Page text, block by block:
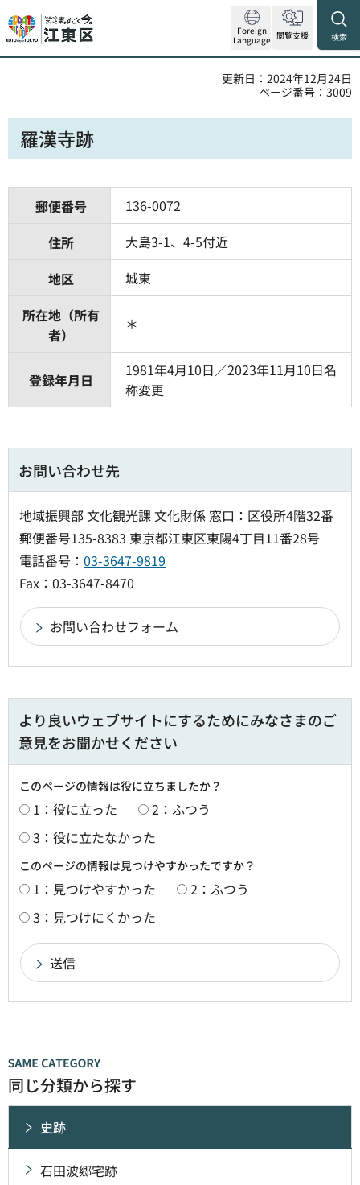
Foreign
Language 閲覧支援 検索
更新日：2024年12月24日
ページ番号：3009
羅漢寺跡
郵便番号
136-0072
住所
大島3-1、4-5付近
地区
城東
所在地（所有
者）
＊
登録年月日
1981年4月10日／2023年11月10日名
称変更
お問い合わせ先
地域振興部 文化観光課 文化財係 窓口：区役所4階32番
郵便番号135-8383 東京都江東区東陽4丁目11番28号
電話番号： 03-3647-9819
Fax：03-3647-8470
より良いウェブサイトにするためにみなさまのご
意見をお聞かせください
このページの情報は役に立ちましたか？
1：役に立った
2：ふつう
3：役に立たなかった
このページの情報は見つけやすかったですか？
1：見つけやすかった
2：ふつう
3：見つけにくかった
同じ分類から探す
史跡
石田波郷宅跡